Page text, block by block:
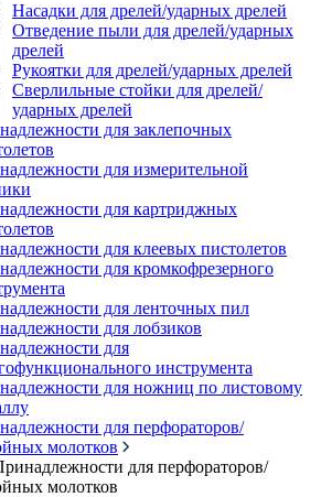
Насадки для дрелей/ударных дрелей
Отведение пыли для дрелей/ударных
дрелей
Рукоятки для дрелей/ударных дрелей
Сверлильные стойки для дрелей/
ударных дрелей
для заклепочных
для измерительной
для картриджных
для клеевых пистолетов
для кромкофрезерного
для ленточных пил
для лобзиков
для
инструмента
для ножниц по листовому
для перфораторов/
молотков
для перфораторов/
молотков